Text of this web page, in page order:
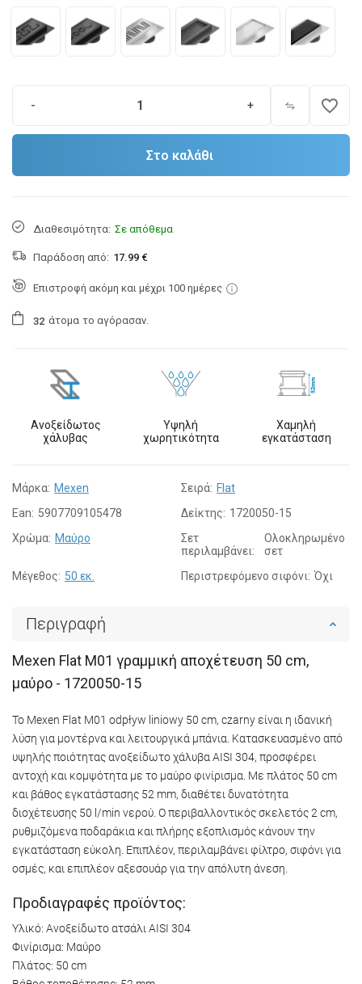
- + favorite_border
Στο καλάθι
Διαθεσιμότητα: Σε απόθεμα
Παράδοση από: 17.99 €
Επιστροφή ακόμη και μέχρι 100 ημέρες
32 άτομα το αγόρασαν.
Ανοξείδωτος
χάλυβας
Υψηλή
χωρητικότητα
Χαμηλή
εγκατάσταση
Μάρκα: Mexen Σειρά: Flat
Ean: 5907709105478 Δείκτης: 1720050-15
Χρώμα: Μαύρο
Σετ
περιλαμβάνει:
Ολοκληρωμένο
σετ
Μέγεθος: 50 εκ. Περιστρεφόμενο σιφόνι: Όχι
Περιγραφή
Mexen Flat M01 γραμμική αποχέτευση 50 cm,
μαύρο - 1720050-15
Το Mexen Flat M01 odpływ liniowy 50 cm, czarny είναι η ιδανική
λύση για μοντέρνα και λειτουργικά μπάνια. Κατασκευασμένο από
υψηλής ποιότητας ανοξείδωτο χάλυβα AISI 304, προσφέρει
αντοχή και κομψότητα με το μαύρο φινίρισμα. Με πλάτος 50 cm
και βάθος εγκατάστασης 52 mm, διαθέτει δυνατότητα
διοχέτευσης 50 l/min νερού. Ο περιβαλλοντικός σκελετός 2 cm,
ρυθμιζόμενα ποδαράκια και πλήρης εξοπλισμός κάνουν την
εγκατάσταση εύκολη. Επιπλέον, περιλαμβάνει φίλτρο, σιφόνι για
οσμές, και επιπλέον αξεσουάρ για την απόλυτη άνεση.
Προδιαγραφές προϊόντος:
Υλικό: Ανοξείδωτο ατσάλι AISI 304
Φινίρισμα: Μαύρο
Πλάτος: 50 cm